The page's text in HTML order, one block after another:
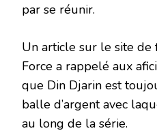
par se réunir.
Un article sur le site de
Force a rappelé aux
que Din Djarin est
balle d’argent avec
au long de la série.